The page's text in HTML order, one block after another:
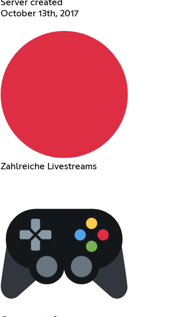
Server created
October 13th, 2017
Zahlreiche Livestreams